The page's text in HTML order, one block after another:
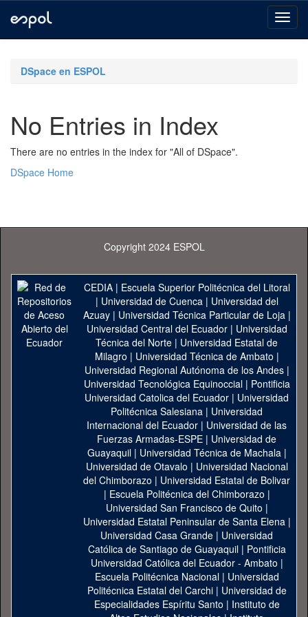
navigationDSpace en ESPOL
No Entries in Index
There are no entries in the index for "All of DSpace".
DSpace Home
Copyright 2024 ESPOL
CEDIA| Escuela Superior Politécnica del Litoral
| Universidad de Cuenca| Universidad del
Azuay| Universidad Técnica Particular de Loja|
Universidad Central del Ecuador| Universidad
Técnica del Norte | Universidad Estatal de
Milagro | Universidad Técnica de Ambato |
Universidad Regional Autónoma de los Andes|
Universidad Tecnológica Equinoccial| Pontificia
Universidad Catolica del Ecuador | Universidad
Politécnica Salesiana | Universidad
Internacional del Ecuador | Universidad de las
Fuerzas Armadas-ESPE | Universidad de
Guayaquil| Universidad Técnica de Machala|
Universidad de Otavalo | Universidad Nacional
del Chimborazo | Universidad Estatal de Bolivar
| Escuela Politécnica del Chimborazo |
Universidad San Francisco de Quito |
Universidad Estatal Peninsular de Santa Elena|
Universidad Casa Grande | Universidad
Católica de Santiago de Guayaquil| Pontificia
Universidad Católica del Ecuador - Ambato |
Escuela Politécnica Nacional| Universidad
Politécnica Estatal del Carchi| Universidad de
Especialidades Espíritu Santo | Instituto de